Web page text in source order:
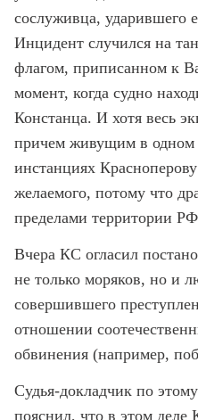
сослуживца, ударившего
Инцидент случился на
флагом, приписанном к
момент, когда судно
Констанца. И хотя весь
причем живущим в одном
инстанциях
желаемого, потому что
пределами территории
Вчера КС огласил
не только моряков, но и
совершившего
отношении
обвинения (например,
Судья-докладчик по
пояснил, что в этом деле